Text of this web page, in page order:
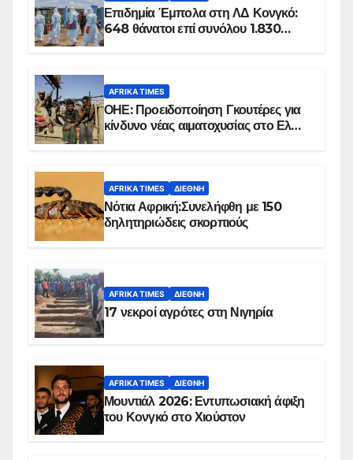
Επιδημία Έμπολα στη ΛΔ Κονγκό:
648 θάνατοι επί συνόλου 1.830
AFRIKA TIMES
ΟΗΕ: Προειδοποίηση Γκουτέρες για
κίνδυνο νέας αιματοχυσίας στο Ελ
AFRIKA TIMES ΔΙΕΘΝΉ
Νότια Αφρική:Συνελήφθη με 150
δηλητηριώδεις σκορπιούς
AFRIKA TIMES ΔΙΕΘΝΉ
17 νεκροί αγρότες στη Νιγηρία
AFRIKA TIMES ΔΙΕΘΝΉ
Μουντιάλ 2026: Εντυπωσιακή άφιξη
του Κονγκό στο Χιούστον